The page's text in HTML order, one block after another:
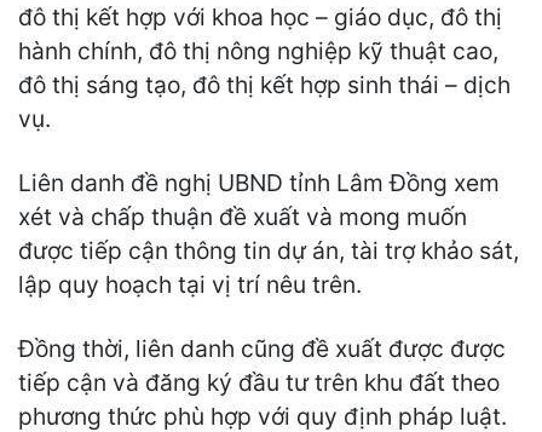
đô thị kết hợp với khoa học – giáo dục, đô thị
hành chính, đô thị nông nghiệp kỹ thuật cao,
đô thị sáng tạo, đô thị kết hợp sinh thái – dịch
vụ.
Liên danh đề nghị UBND tỉnh Lâm Đồng xem
xét và chấp thuận đề xuất và mong muốn
được tiếp cận thông tin dự án, tài trợ khảo sát,
lập quy hoạch tại vị trí nêu trên.
Đồng thời, liên danh cũng đề xuất được được
tiếp cận và đăng ký đầu tư trên khu đất theo
phương thức phù hợp với quy định pháp luật.